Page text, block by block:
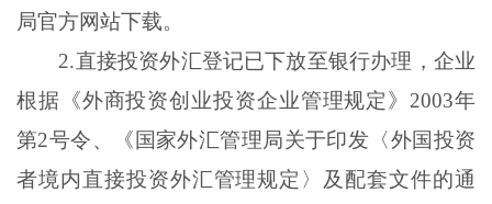
局官方网站下载。
2.直接投资外汇登记已下放至银行办理，企业
根据《外商投资创业投资企业管理规定》 2003年
第2号令、《国家外汇管理局关于印发〈外国投资
者境内直接投资外汇管理规定〉及配套文件的通